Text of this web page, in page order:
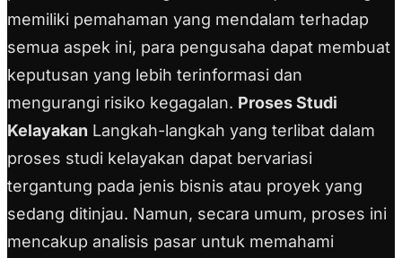
memiliki pemahaman yang mendalam terhadap
semua aspek ini, para pengusaha dapat membuat
keputusan yang lebih terinformasi dan
mengurangi risiko kegagalan. Proses Studi
Kelayakan Langkah-langkah yang terlibat dalam
proses studi kelayakan dapat bervariasi
tergantung pada jenis bisnis atau proyek yang
sedang ditinjau. Namun, secara umum, proses ini
mencakup analisis pasar untuk memahami